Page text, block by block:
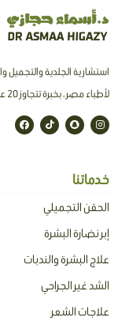
استشارية الجلدية والتجميل
لأطباء مصر ، بخبرة تتجاوز 20 عامًا وأكثر من 150,000 حالة معالجة.
I
n
s
a
S
n
a
a
t
T
i
k
F
a
c
خدماتنا
الحقن التجميلي
إبر نضارة البشرة
علاج البشرة والندبات
الشد غير الجراحي
علاجات الشعر